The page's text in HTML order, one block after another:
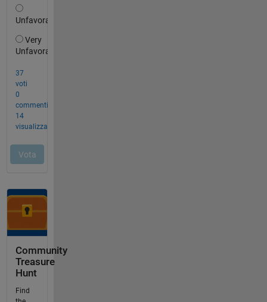
Community
Treasure
Hunt
Find